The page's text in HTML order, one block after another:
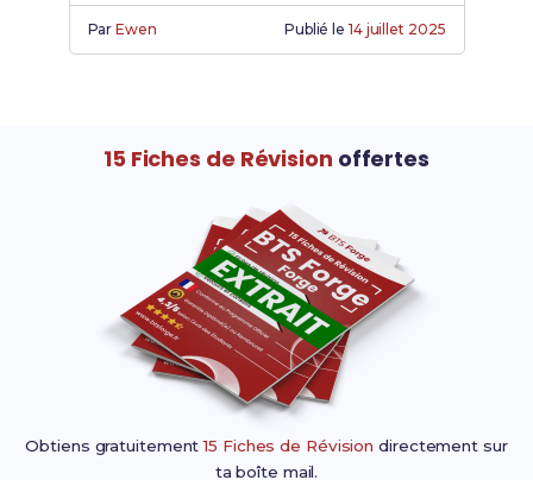
ton expérience avec bts forge creteil.
ParEwen Publié le 14 juillet 2025
15 Fiches de Révision offertes
Obtiens gratuitement15 Fiches de Révision directement sur
ta boîte mail.